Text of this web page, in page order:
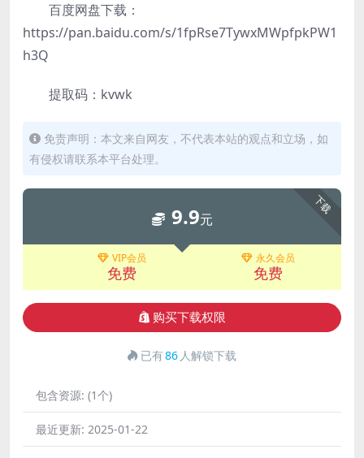
百度网盘下载：
https://pan.baidu.com/s/1fpRse7TywxMWpfpkPW1
h3Q
提取码：kvwk
免责声明：本文来自网友，不代表本站的观点和立场，如
有侵权请联系本平台处理。
下载
9.9元
VIP会员
免费
永久会员
免费
购买下载权限
已有86 人解锁下载
包含资源: (1个)
最近更新: 2025-01-22